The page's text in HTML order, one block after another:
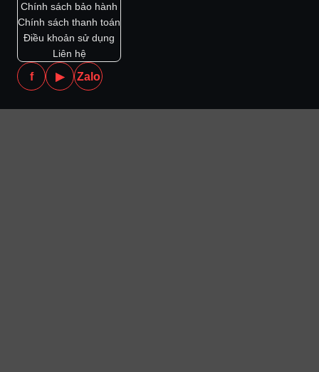
Chính sách bảo hành
Chính sách thanh toán
Điều khoản sử dụng
Liên hệ
f ▶ Zalo